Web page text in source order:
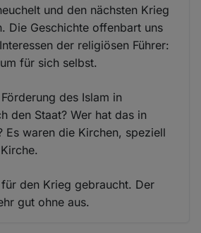
und den nächsten Krieg
Die Geschichte offenbart uns
der religiösen Führer:
für sich selbst.
des Islam in
den Staat? Wer hat das in
Es waren die Kirchen, speziell
den Krieg gebraucht. Der
gut ohne aus.